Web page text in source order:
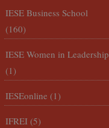
IESE Business School
(160)
IESE Women in Leadership
(1)
IESEonline (1)
IFREI (5)